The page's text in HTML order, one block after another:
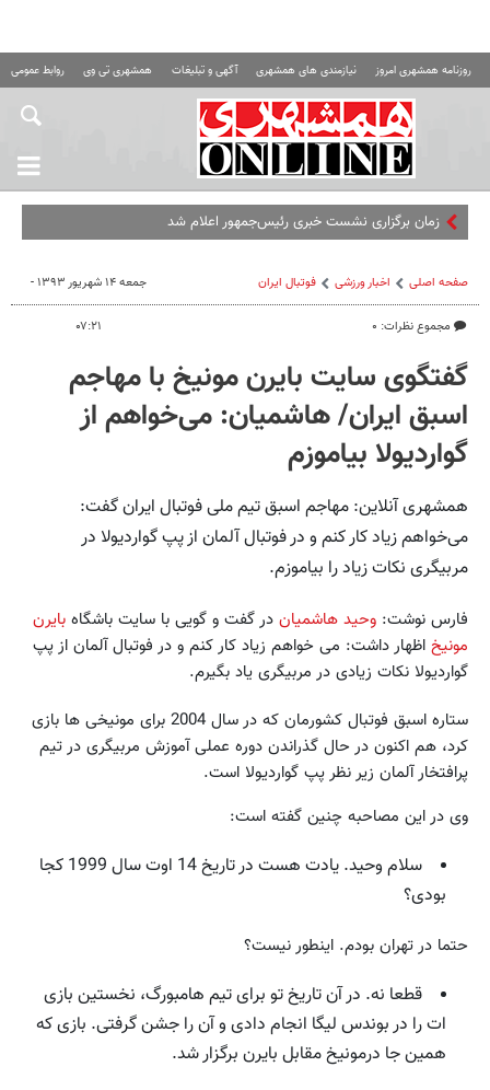
روزنامه همشهری امروز نیازمندی های همشهری آگهی و تبلیغات همشهری تی وی روابط عمومی
صفحه اصلی اخبار ورزشی فوتبال ايران
مجموع نظرات: ۰
جمعه ۱۴ شهریور ۱۳۹۳ -
۰۷:۲۱
گفتگوی سایت بایرن مونیخ با مهاجم
اسبق ایران/ هاشمیان: می‌خواهم از
گواردیولا بیاموزم
همشهری آنلاین: مهاجم اسبق تیم ملی فوتبال ایران گفت:
می‌خواهم زیاد کار کنم و در فوتبال آلمان از پپ گواردیولا در
مربیگری نکات زیاد را بیاموزم.
فارس نوشت: وحید هاشمیان در گفت و گویی با سایت باشگاه بایرن
مونیخ اظهار داشت: می خواهم زیاد کار کنم و در فوتبال آلمان از پپ
گواردیولا نکات زیادی در مربیگری یاد بگیرم.
ستاره اسبق فوتبال کشورمان که در سال 2004 برای مونیخی ها بازی
کرد، هم اکنون در حال گذراندن دوره عملی آموزش مربیگری در تیم
پرافتخار آلمان زیر نظر پپ گواردیولا است.
وی در این مصاحبه چنین گفته است:
سلام وحید. یادت هست در تاریخ 14 اوت سال 1999 کجا
بودی؟
حتما در تهران بودم. اینطور نیست؟
قطعا نه. در آن تاریخ تو برای تیم هامبورگ، نخستین بازی
ات را در بوندس لیگا انجام دادی و آن را جشن گرفتی. بازی که
همین جا درمونیخ مقابل بایرن برگزار شد.